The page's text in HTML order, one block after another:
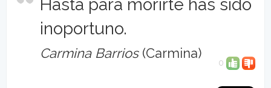
Hasta para morirte has sido
inoportuno.
Carmina Barrios(Carmina)
0